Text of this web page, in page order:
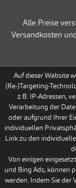
Alle Preise
Versandkosten
Auf dieser Website
(Re-)Targeting-
z.B. IP-Adressen,
Verarbeitung der
oder aufgrund Ihrer
individuellen
Link zu den
Von einigen
und Bing Ads, können
werden. Indem Sie der